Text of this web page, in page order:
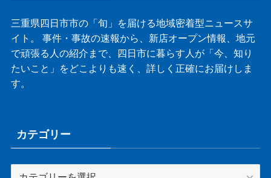
三重県四日市市の「旬」を届ける地域密着型ニュースサ
イト。 事件・事故の速報から、新店オープン情報、地元
で頑張る人の紹介まで、四日市に暮らす人が「今、知り
たいこと」をどこよりも速く、詳しく正確にお届けしま
す。
カテゴリー